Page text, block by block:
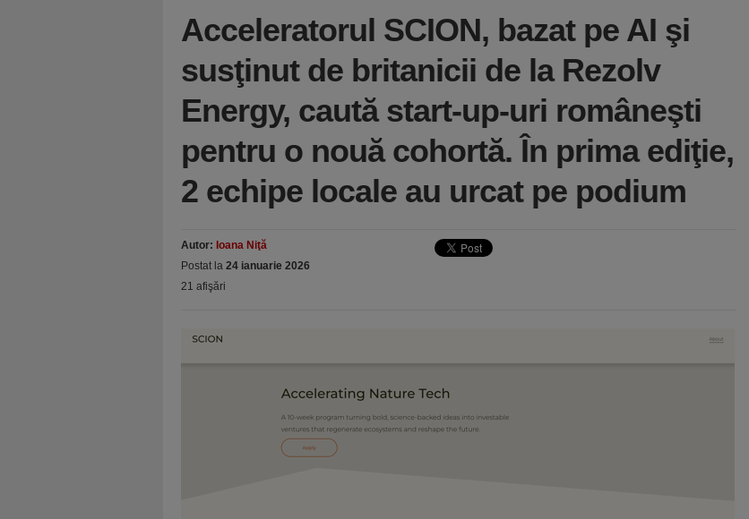
Acceleratorul SCION, bazat pe AI şi
susţinut de britanicii de la Rezolv
Energy, caută start-up-uri româneşti
pentru o nouă cohortă. În prima ediţie,
2 echipe locale au urcat pe podium
Autor: Ioana Niţă
Postat la 24 ianuarie 2026
21 afişări